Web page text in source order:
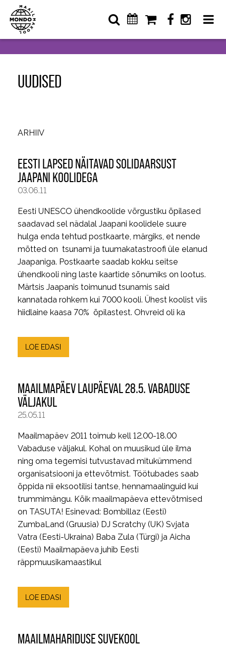
UUDISED
ARHIIV
EESTI LAPSED NÄITAVAD SOLIDAARSUST
JAAPANI KOOLIDEGA
03.06.11
Eesti UNESCO ühendkoolide võrgustiku õpilased
saadavad sel nädalal Jaapani koolidele suure
hulga enda tehtud postkaarte, märgiks, et nende
mõtted on tsunami ja tuumakatastroofi üle elanud
Jaapaniga. Postkaarte saadab kokku seitse
ühendkooli ning laste kaartide sõnumiks on lootus.
Märtsis Jaapanis toimunud tsunamis said
kannatada rohkem kui 7000 kooli. Ühest koolist viis
hiidlaine kaasa 70% õpilastest. Ohvreid oli ka
LOE EDASI
MAAILMAPÄEV LAUPÄEVAL 28.5. VABADUSE
VÄLJAKUL
25.05.11
Maailmapäev 2011 toimub kell 12.00-18.00
Vabaduse väljakul. Kohal on muusikud üle ilma
ning oma tegemisi tutvustavad mitukümmend
organisatsiooni ja ettevõtmist. Töötubades saab
õppida nii eksootilisi tantse, hennamaalinguid kui
trummimängu. Kõik maailmapäeva ettevõtmised
on TASUTA! Esinevad: Bombillaz (Eesti)
ZumbaLand (Gruusia) DJ Scratchy (UK) Svjata
Vatra (Eesti-Ukraina) Baba Zula (Türgi) ja Aicha
(Eesti) Maailmapäeva juhib Eesti
räppmuusikamaastikul
LOE EDASI
MAAILMAHARIDUSE SUVEKOOL